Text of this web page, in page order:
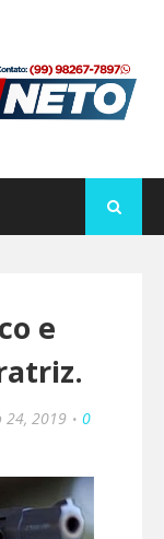
e
24, 2019
0